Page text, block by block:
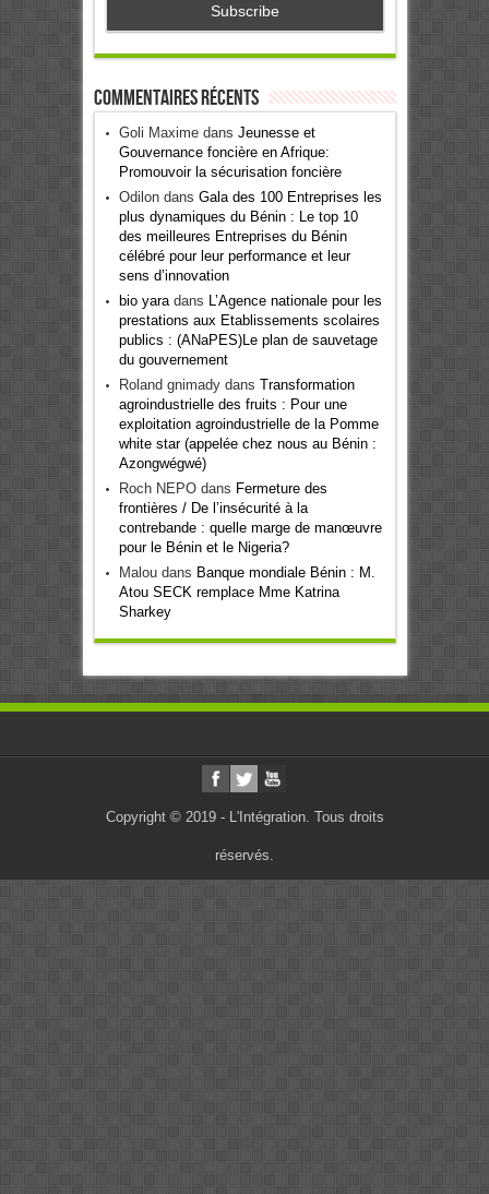
Commentaires récents
Goli Maximedans Jeunesse et
Gouvernance foncière en Afrique:
Promouvoir la sécurisation foncière
Odilondans Gala des 100 Entreprises les
plus dynamiques du Bénin : Le top 10
des meilleures Entreprises du Bénin
célébré pour leur performance et leur
sens d’innovation
bio yaradans
L’Agence nationale pour les
prestations aux Etablissements scolaires
publics : (ANaPES)Le plan de sauvetage
du gouvernement
Roland gnimadydans Transformation
agroindustrielle des fruits : Pour une
exploitation agroindustrielle de la Pomme
white star (appelée chez nous au Bénin :
Azongwégwé)
Roch NEPOdans Fermeture des
frontières / De l’insécurité à la
contrebande : quelle marge de manœuvre
pour le Bénin et le Nigeria?
Maloudans Banque mondiale Bénin : M.
Atou SECK remplace Mme Katrina
Sharkey
Copyright © 2019 - L'Intégration. Tous droits
réservés.